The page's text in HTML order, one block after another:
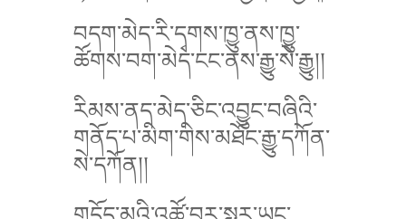
བདག་མེད་རི་དྭགས་ཁྱུ་ནས་ཁྱུ་
ཚོགས་བག་མེད་ངང་ནས་རྒྱུ་སེ་རྒྱུ།།
རིམས་ནད་མེད་ཅིང་འབྱུང་བཞིའི་
གནོད་པ་མིག་གིས་མཐོང་རྒྱུ་དཀོན་
སེ་དཀོན།།